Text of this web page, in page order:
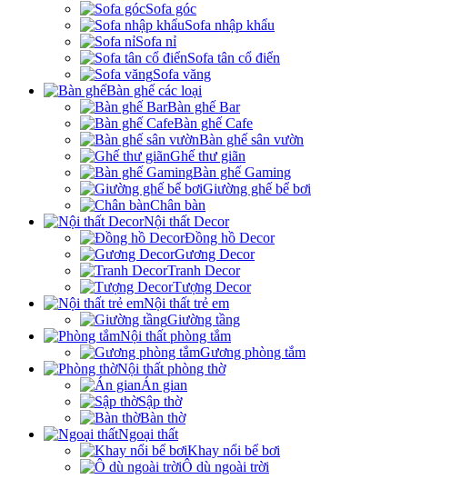
Sofa góc
Sofa nhập khẩu
Sofa nỉ
Sofa tân cổ điển
Sofa văng
Bàn ghế các loại
Bàn ghế Bar
Bàn ghế Cafe
Bàn ghế sân vườn
Ghế thư giãn
Bàn ghế Gaming
Giường ghế bể bơi
Chân bàn
Nội thất Decor
Đồng hồ Decor
Gương Decor
Tranh Decor
Tượng Decor
Nội thất trẻ em
Giường tầng
Nội thất phòng tắm
Gương phòng tắm
Nội thất phòng thờ
Án gian
Sập thờ
Bàn thờ
Ngoại thất
Khay nổi bể bơi
Ô dù ngoài trời